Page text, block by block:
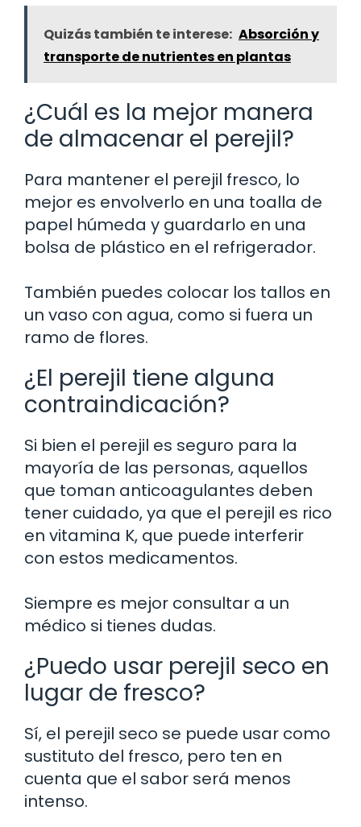
Quizás también te interese: Absorción y
transporte de nutrientes en plantas
¿Cuál es la mejor manera
de almacenar el perejil?
Para mantener el perejil fresco, lo
mejor es envolverlo en una toalla de
papel húmeda y guardarlo en una
bolsa de plástico en el refrigerador.
También puedes colocar los tallos en
un vaso con agua, como si fuera un
ramo de flores.
¿El perejil tiene alguna
contraindicación?
Si bien el perejil es seguro para la
mayoría de las personas, aquellos
que toman anticoagulantes deben
tener cuidado, ya que el perejil es rico
en vitamina K, que puede interferir
con estos medicamentos.
Siempre es mejor consultar a un
médico si tienes dudas.
¿Puedo usar perejil seco en
lugar de fresco?
Sí, el perejil seco se puede usar como
sustituto del fresco, pero ten en
cuenta que el sabor será menos
intenso.